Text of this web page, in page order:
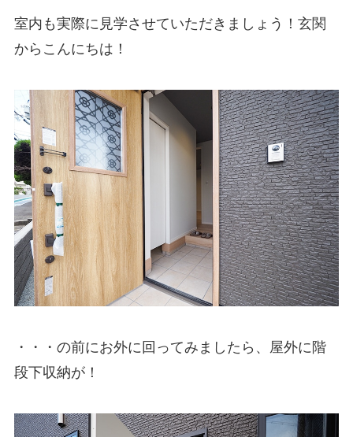
室内も実際に見学させていただきましょう！玄関
からこんにちは！
・・・の前にお外に回ってみましたら、屋外に階
段下収納が！